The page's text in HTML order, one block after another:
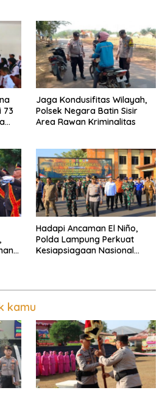
73
Jaga Kondusifitas Wilayah,
Polsek Negara Batin Sisir
Area Rawan Kriminalitas
Hadapi Ancaman El Niño,
Polda Lampung Perkuat
Kesiapsiagaan Nasional
kamu